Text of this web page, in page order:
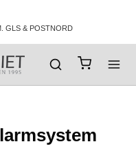
GLS & POSTNORD